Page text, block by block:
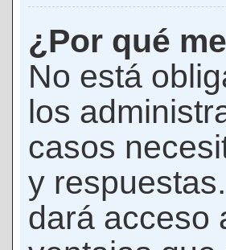
¿Por qué
No está
los
casos
y
dará acceso